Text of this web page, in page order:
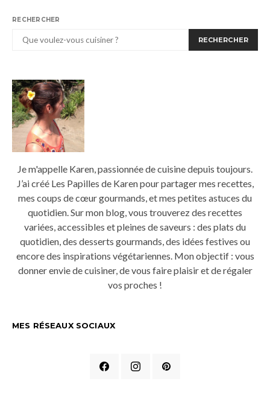
RECHERCHER
RECHERCHER
Je m'appelle Karen, passionnée de cuisine depuis toujours.
J’ai créé Les Papilles de Karen pour partager mes recettes,
mes coups de cœur gourmands, et mes petites astuces du
quotidien. Sur mon blog, vous trouverez des recettes
variées, accessibles et pleines de saveurs : des plats du
quotidien, des desserts gourmands, des idées festives ou
encore des inspirations végétariennes. Mon objectif : vous
donner envie de cuisiner, de vous faire plaisir et de régaler
vos proches !
MES RÉSEAUX SOCIAUX